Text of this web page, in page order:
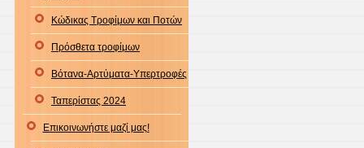
Κώδικας Τροφίμων και Ποτών
Πρόσθετα τροφίμων
Βότανα-Αρτύματα-Υπερτροφές
Ταπερίστας 2024
Επικοινωνήστε μαζί μας!